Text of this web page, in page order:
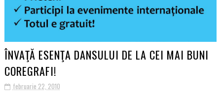
ÎNVAŢĂ ESENŢA DANSULUI DE LA CEI MAI BUNI
COREGRAFI!
februarie 22, 2010